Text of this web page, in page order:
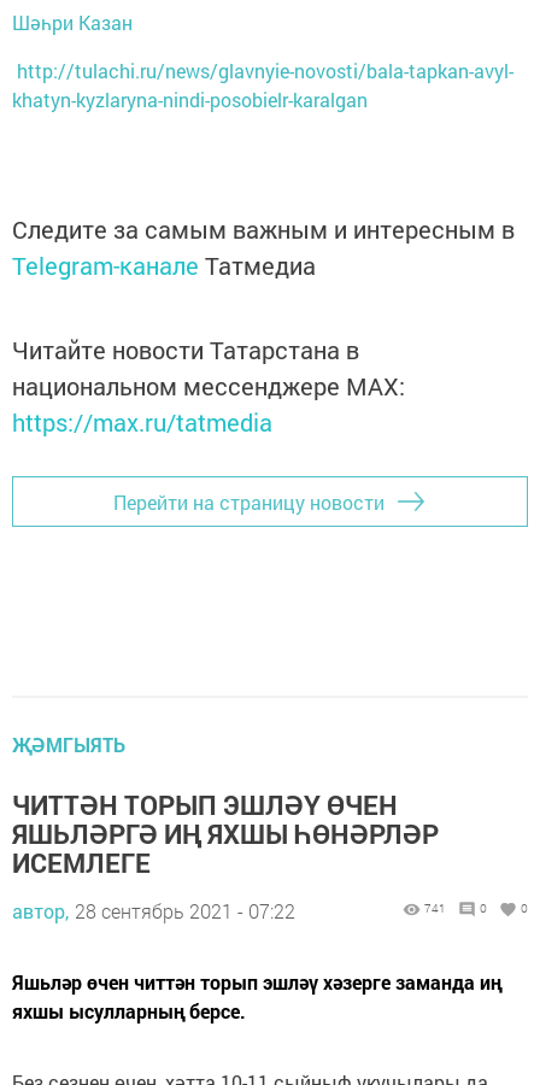
Шәһри Казан
http://tulachi.ru/news/glavnyie-novosti/bala-tapkan-avyl-
khatyn-kyzlaryna-nindi-posobielr-karalgan
Следите за самым важным и интересным в
Telegram-канале Татмедиа
Читайте новости Татарстана в
национальном мессенджере MАХ:
https://max.ru/tatmedia
Перейти на страницу новости
ҖӘМГЫЯТЬ
ЧИТТӘН ТОРЫП ЭШЛӘҮ ӨЧЕН
ЯШЬЛӘРГӘ ИҢ ЯХШЫ ҺӨНӘРЛӘР
ИСЕМЛЕГЕ
автор, 28 сентябрь 2021 - 07:22 741 0 0
Яшьләр өчен читтән торып эшләү хәзерге заманда иң
яхшы ысулларның берсе.